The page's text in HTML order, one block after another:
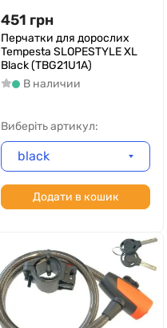
451 грн
Перчатки для дорослих
Tempesta SLOPESTYLE XL
Black (TBG21U1A)
В наличии
Виберіть артикул:
black
Додати в кошик